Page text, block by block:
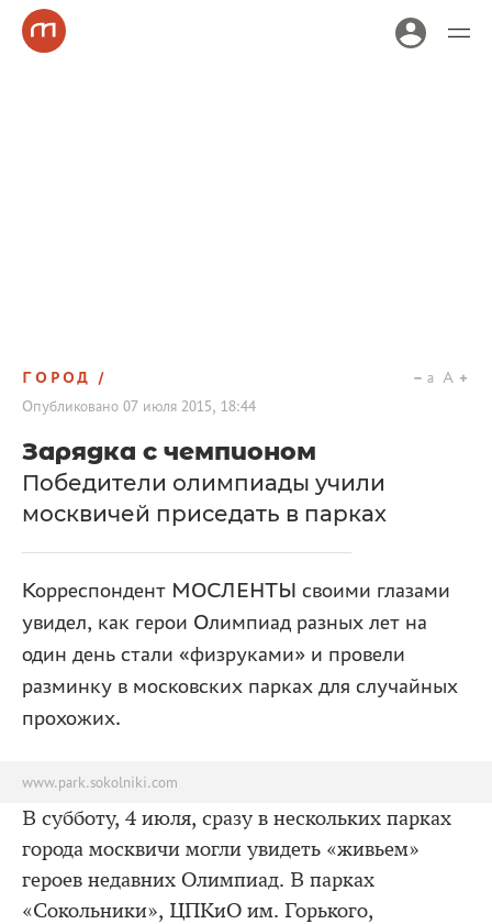
ГОРОД
Опубликовано 07 июля 2015, 18:44
a A
Зарядка с чемпионом
Победители олимпиады учили
москвичей приседать в парках
Корреспондент МОСЛЕНТЫ своими глазами
увидел, как герои Олимпиад разных лет на
один день стали «физруками» и провели
разминку в московских парках для случайных
прохожих.
www.park.sokolniki.com
В субботу, 4 июля, сразу в нескольких парках
города москвичи могли увидеть «живьем»
героев недавних Олимпиад. В парках
«Сокольники», ЦПКиО им. Горького,